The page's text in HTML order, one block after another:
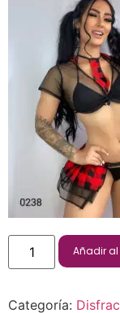
Añadir
Categoría: